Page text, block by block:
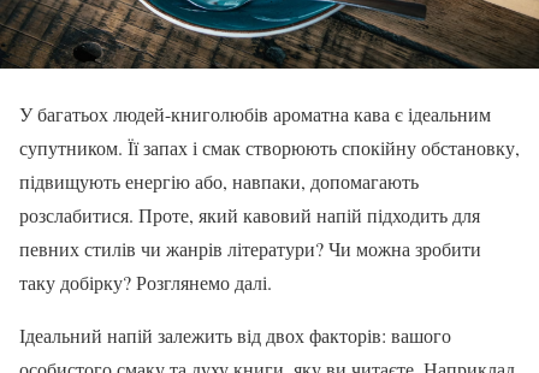
У багатьох людей-книголюбів ароматна кава є ідеальним
супутником. Її запах і смак створюють спокійну обстановку,
підвищують енергію або, навпаки, допомагають
розслабитися. Проте, який кавовий напій підходить для
певних стилів чи жанрів літератури? Чи можна зробити
таку добірку? Розглянемо далі.
Ідеальний напій залежить від двох факторів: вашого